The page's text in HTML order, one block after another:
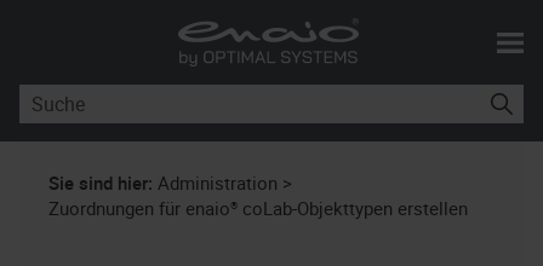
Zu Hauptinhalt springen
Sie sind hier: Administration >
Zuordnungen für enaio® coLab-Objekttypen erstellen